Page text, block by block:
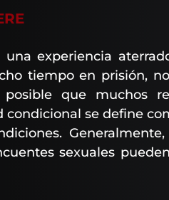
experiencia
tiempo en prisión,
que muchos
se define
sexuales